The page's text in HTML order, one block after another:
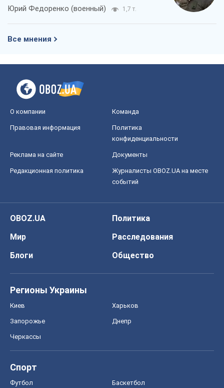
Юрий Федоренко (военный) 1,7 т.
Все мнения
О компании Команда
Правовая информация
Политика
конфиденциальности
Реклама на сайте Документы
Редакционная политика
Журналисты OBOZ.UA на месте
событий
OBOZ.UA
Политика
Мир
Расследования
Блоги
Общество
Регионы Украины
Киев Харьков
Запорожье Днепр
Черкассы
Спорт
Футбол Баскетбол